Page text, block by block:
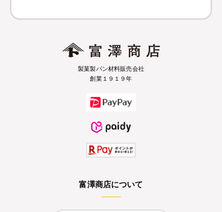
製菓製パン材料販売会社
創業１９１９年
富澤商店について